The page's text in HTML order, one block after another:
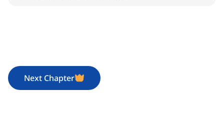
Next Chapter